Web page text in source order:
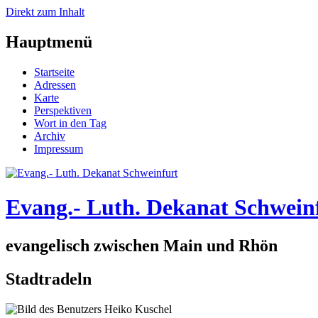
Direkt zum Inhalt
Hauptmenü
Startseite
Adressen
Karte
Perspektiven
Wort in den Tag
Archiv
Impressum
Evang.- Luth. Dekanat
evangelisch zwischen Main und Rhön
Stadtradeln